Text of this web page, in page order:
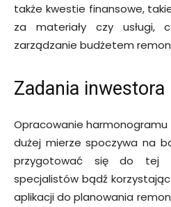
także kwestie finansowe,
za materiały czy usługi,
zarządzanie budżetem
Zadania inwestora
Opracowanie
dużej mierze spoczywa na
przygotować się do tej
specjalistów bądź
aplikacji do planowania